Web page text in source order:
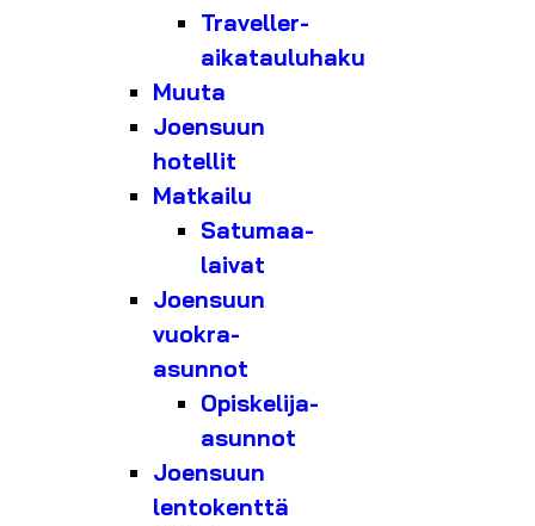
Traveller-
aikatauluhaku
Muuta
Joensuun
hotellit
Matkailu
Satumaa-
laivat
Joensuun
vuokra-
asunnot
Opiskelija-
asunnot
Joensuun
lentokenttä